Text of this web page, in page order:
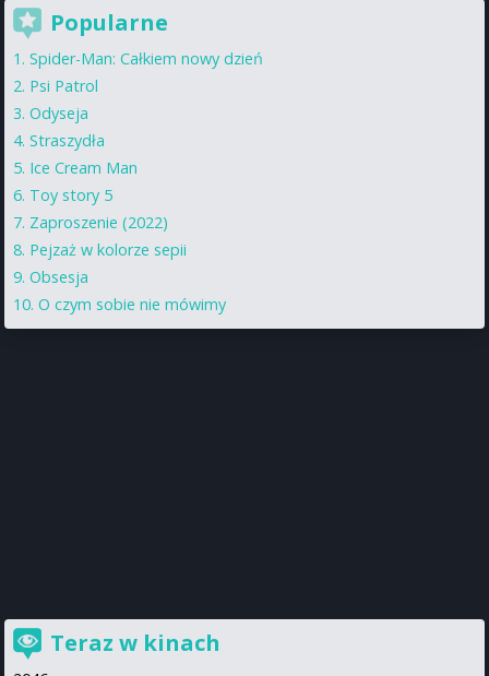
Popularne
Spider-Man: Całkiem nowy dzień
Psi Patrol
Odyseja
Straszydła
Ice Cream Man
Toy story 5
Zaproszenie (2022)
Pejzaż w kolorze sepii
Obsesja
O czym sobie nie mówimy
Teraz w kinach